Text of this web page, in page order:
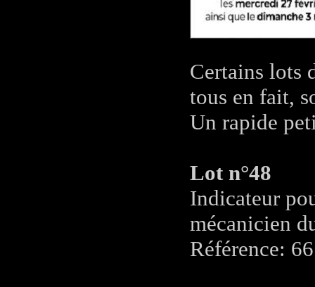
Certains lots
tous en fait,
Un rapide
Lot n°48
Indicateur
mécanicien
Référence: